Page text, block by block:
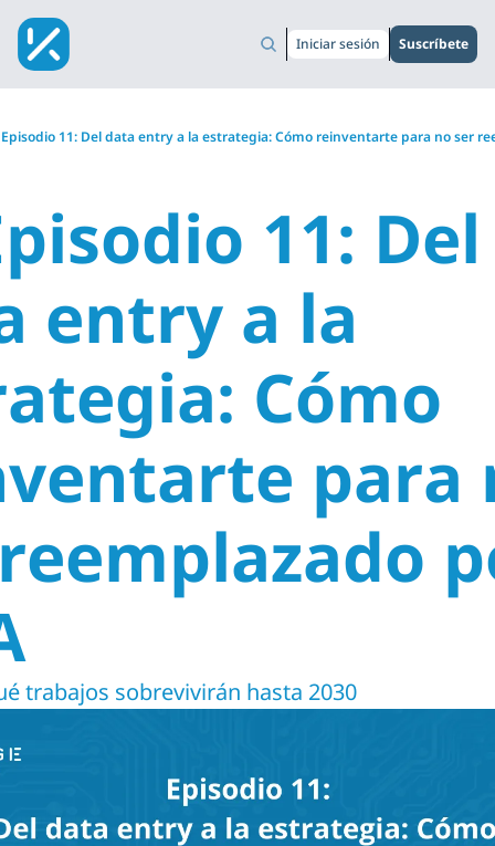
Iniciar sesión Suscríbete
11: Del data entry a la estrategia: Cómo reinventarte para no ser
11: Del
entry a la
Cómo
para
trabajos sobrevivirán hasta 2030